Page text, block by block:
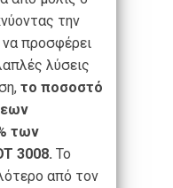
την
να προσφέρει
λύσεις
το ποσοστό
των
3008. Το
από τον